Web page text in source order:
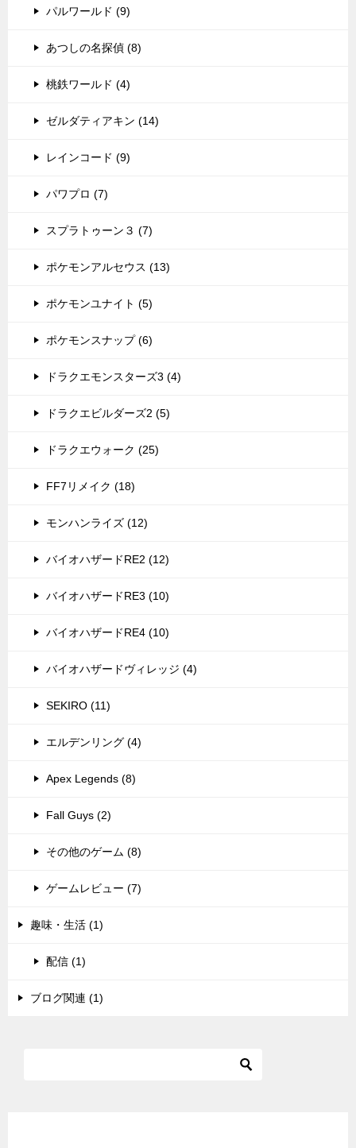
パルワールド (9)
あつしの名探偵 (8)
桃鉄ワールド (4)
ゼルダティアキン (14)
レインコード (9)
パワプロ (7)
スプラトゥーン３ (7)
ポケモンアルセウス (13)
ポケモンユナイト (5)
ポケモンスナップ (6)
ドラクエモンスターズ3 (4)
ドラクエビルダーズ2 (5)
ドラクエウォーク (25)
FF7リメイク (18)
モンハンライズ (12)
バイオハザードRE2 (12)
バイオハザードRE3 (10)
バイオハザードRE4 (10)
バイオハザードヴィレッジ (4)
SEKIRO (11)
エルデンリング (4)
Apex Legends (8)
Fall Guys (2)
その他のゲーム (8)
ゲームレビュー (7)
趣味・生活 (1)
配信 (1)
ブログ関連 (1)